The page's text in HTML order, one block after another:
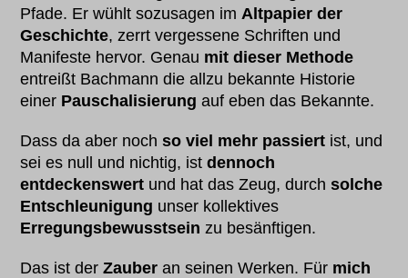
Pfade. Er wühlt sozusagen imAltpapier der
Geschichte, zerrt vergessene Schriften und
Manifeste hervor. Genau mit dieser Methode
entreißt Bachmann die allzu bekannte Historie
einer Pauschalisierung auf eben das Bekannte.
Dass da aber nochso viel mehr passiert ist, und
sei es null und nichtig, istdennoch
entdeckenswert und hat das Zeug, durchsolche
Entschleunigung unser kollektives
Erregungsbewusstsein zu besänftigen.
Das ist derZauber an seinen Werken. Für mich